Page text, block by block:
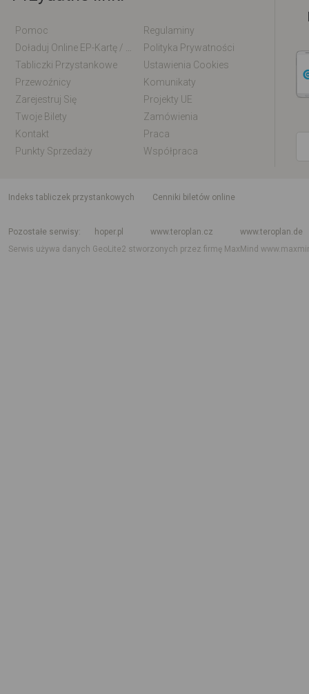
Pomoc
Regulaminy
Polityka Prywatności
Tabliczki Przystankowe
Ustawienia Cookies
Przewoźnicy
Komunikaty
Zarejestruj Się
Projekty UE
Twoje Bilety
Zamówienia
Kontakt
Praca
Punkty Sprzedaży
Współpraca
indeks tabliczek przystankowych
Cenniki biletów online
Pozostałe serwisy
hoper.pl www.teroplan.cz
www.teroplan.de
Serwis używa danych GeoLite2 stworzonych przez firmę MaxMind